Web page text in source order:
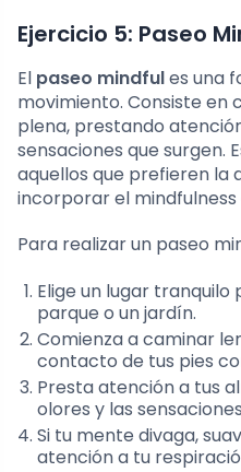
Ejercicio 5: Paseo
El paseo mindfules una
movimiento. Consiste en
plena, prestando
sensaciones que surgen.
aquellos que prefieren la
incorporar el mindfulness
Para realizar un paseo
Elige un lugar
parque o un jardín.
Comienza a caminar
contacto de tus pies
Presta atención a tus
olores y las
Si tu mente divaga,
atención a tu